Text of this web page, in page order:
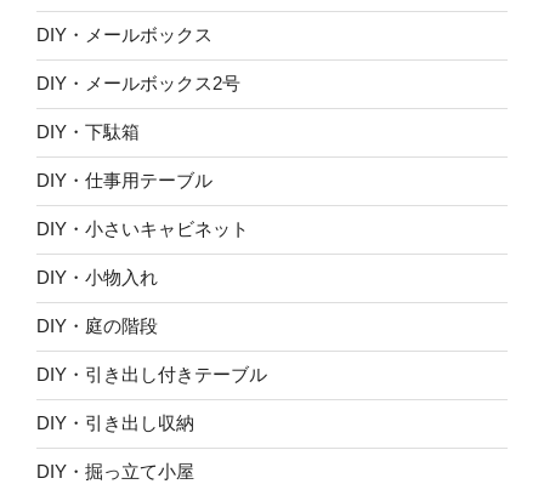
DIY・メールボックス
DIY・メールボックス2号
DIY・下駄箱
DIY・仕事用テーブル
DIY・小さいキャビネット
DIY・小物入れ
DIY・庭の階段
DIY・引き出し付きテーブル
DIY・引き出し収納
DIY・掘っ立て小屋